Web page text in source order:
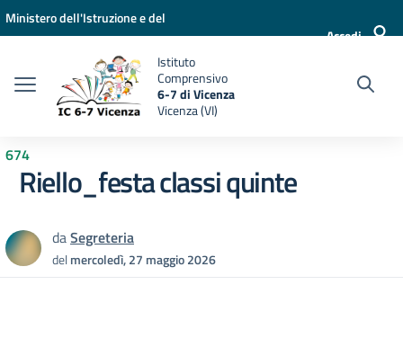
Vai ai contenuti
Vai al menu di navigazione
Vai al footer
Ministero dell'Istruzione e del
Accedi
Istituto
Comprensivo
6-7 di Vicenza
Vicenza (VI)
674
Riello_festa classi quinte
daSegreteria
delmercoledì, 27 maggio 2026